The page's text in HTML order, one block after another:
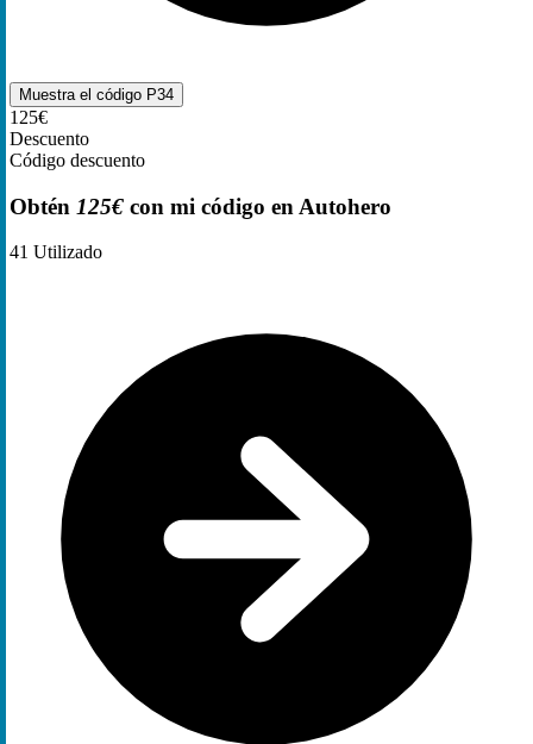
Muestra el código P34
125€
Descuento
Código descuento
Obtén 125€ con mi código en Autohero
41 Utilizado